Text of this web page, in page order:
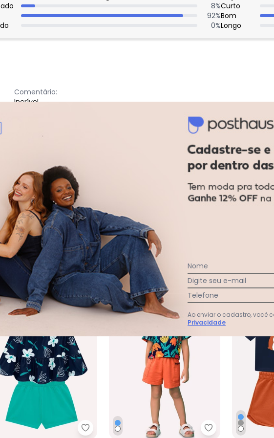
8%
92%
0%
Curto
Bom
Longo
Comentário:
Incrível
Comentário:
Produto de boa qualidade.
Ver todas as avaliações
Infantil Menina Limões Azul Marinho
Kyly - Conjunto Infantil Menina Flores Azul Marinho
-60%
Nanai - Conjunto
Nome
Digite seu e-mail
Telefone
Ao enviar o cadastro, você
Privacidade